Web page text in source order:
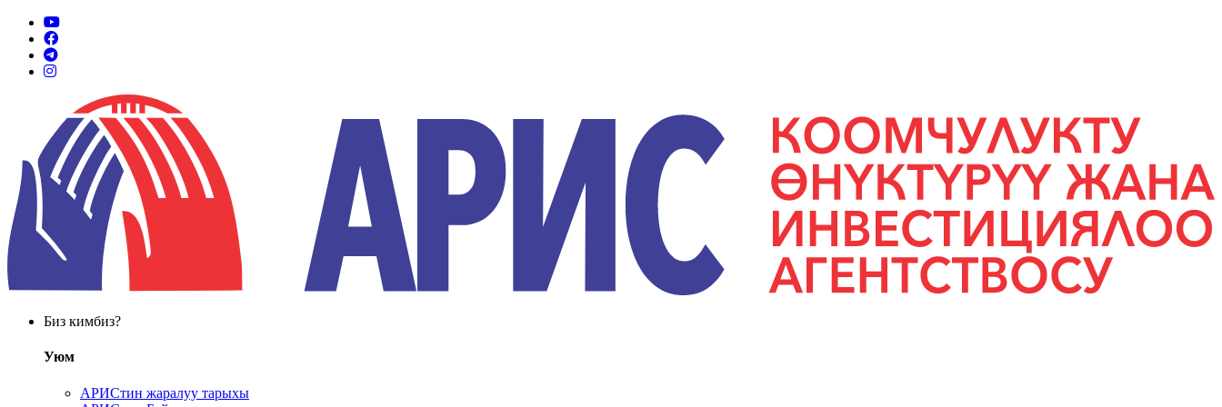
Биз кимбиз?
Уюм
АРИСтин жаралуу тарыхы